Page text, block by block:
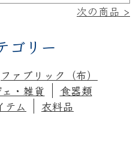
次の商品 >
ゴリー
ファブリック（布）
・雑貨
食器類
テム
衣料品